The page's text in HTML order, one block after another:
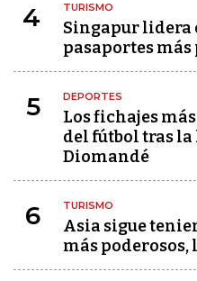
4 TURISMO
Singapur lidera
pasaportes
5 DEPORTES
Los fichajes
del fútbol tras la
Diomandé
6 TURISMO
Asia sigue
más